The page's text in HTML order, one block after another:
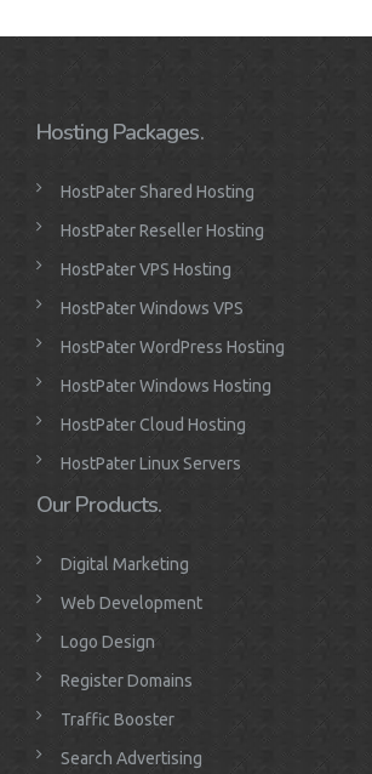
Hosting Packages.
HostPater Shared Hosting
HostPater Reseller Hosting
HostPater VPS Hosting
HostPater Windows VPS
HostPater WordPress Hosting
HostPater Windows Hosting
HostPater Cloud Hosting
HostPater Linux Servers
Our Products.
Digital Marketing
Web Development
Logo Design
Register Domains
Traffic Booster
Search Advertising